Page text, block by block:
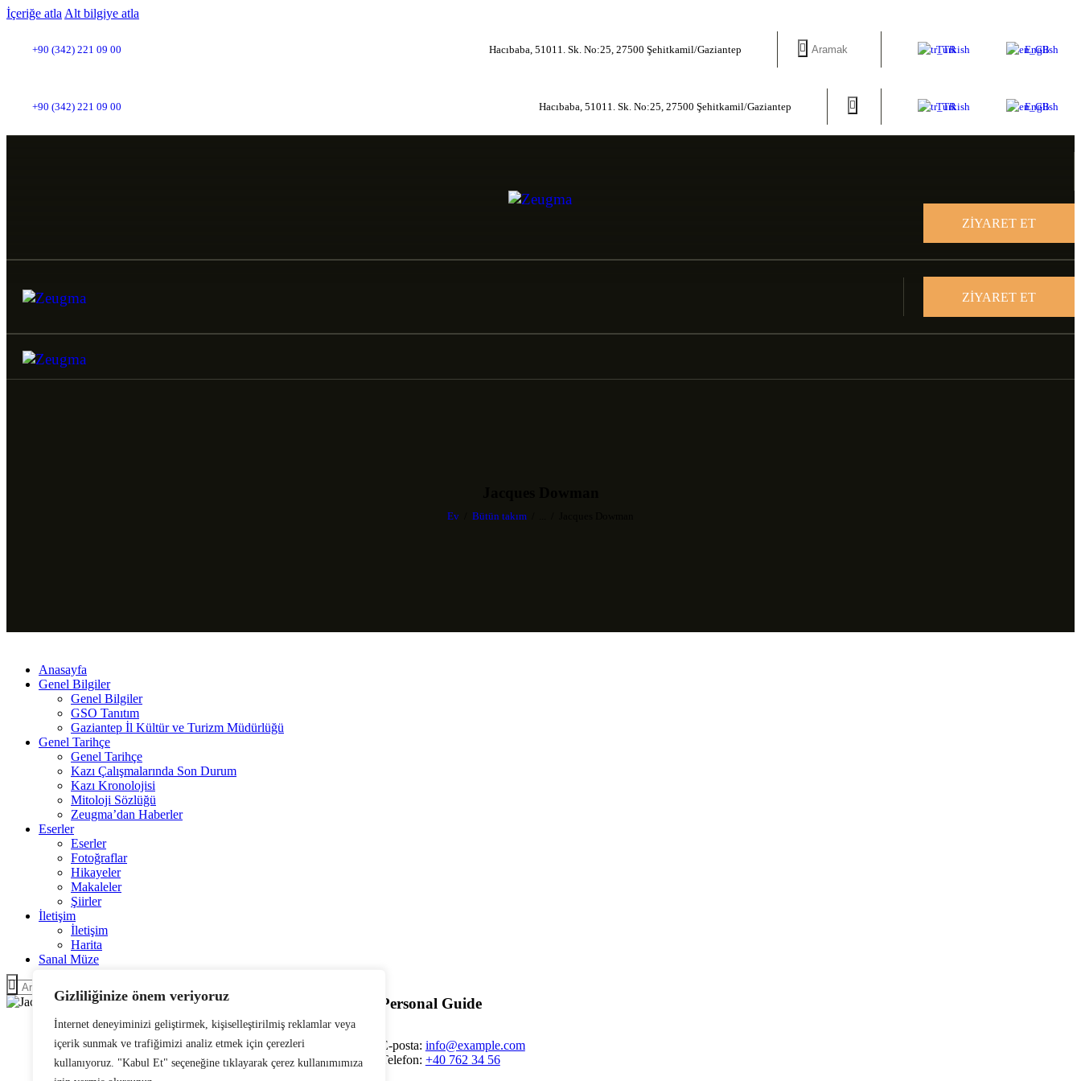
Gizliliğinize önem veriyoruz
İnternet deneyiminizi geliştirmek, kişiselleştirilmiş reklamlar veya
içerik sunmak ve trafiğimizi analiz etmek için çerezleri
kullanıyoruz. "Kabul Et" seçeneğine tıklayarak çerez kullanımımıza
İçeriğe atla Alt bilgiye atla
+90 (342) 221 09 00 Hacıbaba, 51011. Sk. No:25, 27500 Şehitkamil/Gaziantep Turkish English
+90 (342) 221 09 00 Hacıbaba, 51011. Sk. No:25, 27500 Şehitkamil/Gaziantep Turkish English
ZİYARET ET
ZİYARET ET
Ev Bütün takım
Anasayfa
Genel Bilgiler
Genel Bilgiler
GSO Tanıtım
Gaziantep İl Kültür ve Turizm Müdürlüğü
Genel Tarihçe
Genel Tarihçe
Kazı Çalışmalarında Son Durum
Kazı Kronolojisi
Mitoloji Sözlüğü
Zeugma’dan Haberler
Eserler
Eserler
Fotoğraflar
Hikayeler
Makaleler
Şiirler
İletişim
İletişim
Harita
Sanal Müze
Personal Guide
E-posta: info@example.com
Telefon: +40 762 34 56